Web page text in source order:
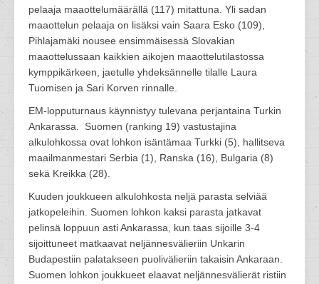
pelaaja maaottelumäärällä (117) mitattuna. Yli sadan
maaottelun pelaaja on lisäksi vain Saara Esko (109),
Pihlajamäki nousee ensimmäisessä Slovakian
maaottelussaan kaikkien aikojen maaottelutilastossa
kymppikärkeen, jaetulle yhdeksännelle tilalle Laura
Tuomisen ja Sari Korven rinnalle.
EM-lopputurnaus käynnistyy tulevana perjantaina Turkin
Ankarassa. Suomen (ranking 19) vastustajina
alkulohkossa ovat lohkon isäntämaa Turkki (5), hallitseva
maailmanmestari Serbia (1), Ranska (16), Bulgaria (8)
sekä Kreikka (28).
Kuuden joukkueen alkulohkosta neljä parasta selviää
jatkopeleihin. Suomen lohkon kaksi parasta jatkavat
pelinsä loppuun asti Ankarassa, kun taas sijoille 3-4
sijoittuneet matkaavat neljännesvälieriin Unkarin
Budapestiin palatakseen puolivälieriin takaisin Ankaraan.
Suomen lohkon joukkueet elaavat neljännesvälierät ristiin